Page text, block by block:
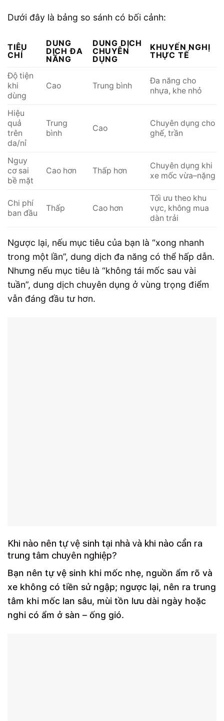
Dưới đây là bảng so sánh có bối cảnh:
TIÊU
CHÍ
DUNG
DỊCH ĐA
NĂNG
DUNG DỊCH
CHUYÊN
DỤNG
KHUYẾN NGHỊ
THỰC TẾ
Độ tiện
khi
dùng
Cao Trung bình
Đa năng cho
nhựa, khe nhỏ
Hiệu
quả
trên
da/nỉ
Trung
bình
Cao
Chuyên dụng cho
ghế, trần
Nguy
cơ sai
bề mặt
Cao hơn Thấp hơn
Chuyên dụng khi
xe mốc vừa–nặng
Chi phí
ban đầu
Thấp Cao hơn
Tối ưu theo khu
vực, không mua
dàn trải
Ngược lại, nếu mục tiêu của bạn là “xong nhanh
trong một lần”, dung dịch đa năng có thể hấp dẫn.
Nhưng nếu mục tiêu là “không tái mốc sau vài
tuần”, dung dịch chuyên dụng ở vùng trọng điểm
vẫn đáng đầu tư hơn.
Khi nào nên tự vệ sinh tại nhà và khi nào cần ra
trung tâm chuyên nghiệp?
Bạn nên tự vệ sinh khi mốc nhẹ, nguồn ẩm rõ và
xe không có tiền sử ngập; ngược lại, nên ra trung
tâm khi mốc lan sâu, mùi tồn lưu dài ngày hoặc
nghi có ẩm ở sàn – ống gió.